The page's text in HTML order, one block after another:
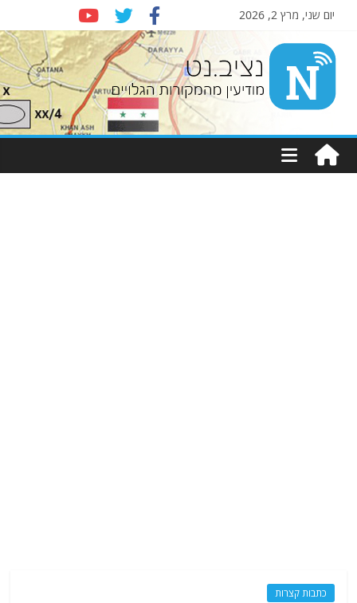
יום שני, מרץ 2, 2026
Nziv.net
מודיעין
מהמקורות
כתבות קצרות